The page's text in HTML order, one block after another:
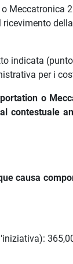
Meccatronica
indicata
per i
o
contestuale
causa